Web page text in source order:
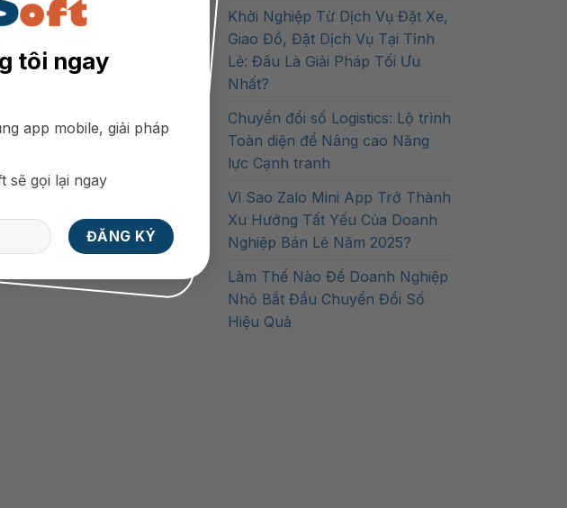
tôi ngay
app mobile, giải pháp
sẽ gọi lại ngay
Khởi Nghiệp Từ Dịch Vụ Đặt Xe,
Giao Đồ, Đặt Dịch Vụ Tại Tỉnh
Lẻ: Đâu Là Giải Pháp Tối Ưu
Nhất?
Chuyển đổi số Logistics: Lộ trình
Toàn diện để Nâng cao Năng
lực Cạnh tranh
Vì Sao Zalo Mini App Trở Thành
Xu Hướng Tất Yếu Của Doanh
Nghiệp Bán Lẻ Năm 2025?
Làm Thế Nào Để Doanh Nghiệp
Nhỏ Bắt Đầu Chuyển Đổi Số
Hiệu Quả